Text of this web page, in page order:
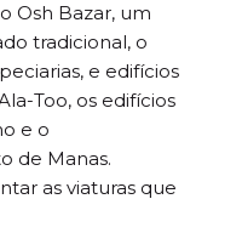
Osh Bazar, um
tradicional, o
e edifícios
Too, os edifícios
e o
de Manas.
as viaturas que